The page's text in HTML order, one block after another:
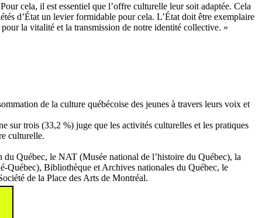
cela, il est essentiel que l’offre culturelle leur soit adaptée. Cela
d’État un levier formidable pour cela. L’État doit être exemplaire
la vitalité et la transmission de notre identité collective. »
de la culture québécoise des jeunes à travers leurs voix et
sur trois (33,2 %) juge que les activités culturelles et les pratiques
culturelle.
Québec, le NAT (Musée national de l’histoire du Québec), la
Québec), Bibliothèque et Archives nationales du Québec, le
de la Place des Arts de Montréal.